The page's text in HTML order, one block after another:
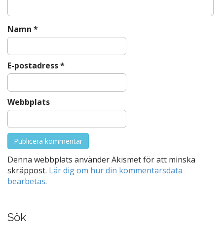
n
Namn *
E-postadress*
Webbplats
Denna webbplats använder Akismet för att minska
skräppost. Lär dig om hur din kommentarsdata
bearbetas.
Sök